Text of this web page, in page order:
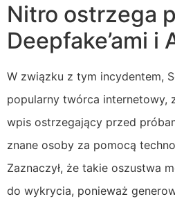
Nitro ostrzega
Deepfake’ami i
W związku z tym incydentem,
popularny twórca internetowy,
wpis ostrzegający przed
znane osoby za pomocą
Zaznaczył, że takie oszustwa
do wykrycia, ponieważ